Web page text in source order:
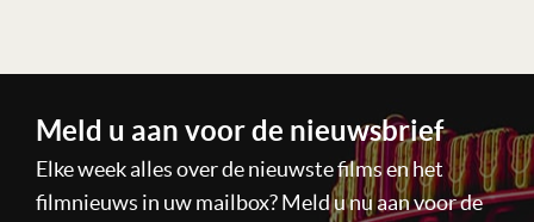
Meld u aan voor de nieuwsbrief
Elke week alles over de nieuwste films en het
filmnieuws in uw mailbox? Meld u nu aan voor de